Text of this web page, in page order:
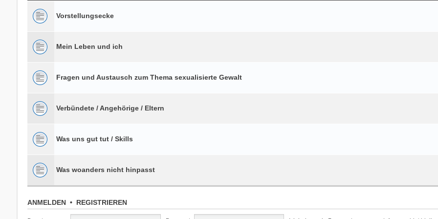
Vorstellungsecke
Mein Leben und ich
Fragen und Austausch zum Thema sexualisierte Gewalt
Verbündete / Angehörige / Eltern
Was uns gut tut / Skills
Was woanders nicht hinpasst
ANMELDEN• REGISTRIEREN